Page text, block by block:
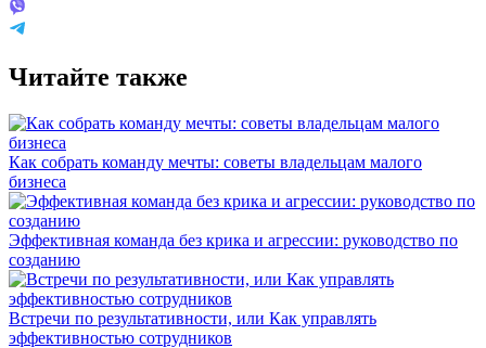
Читайте также
Как собрать команду мечты: советы владельцам малого
бизнеса
Эффективная команда без крика и агрессии: руководство по
созданию
Встречи по результативности, или Как управлять
эффективностью сотрудников